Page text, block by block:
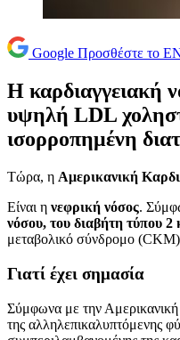
Google Προσθέστε το
Η καρδιαγγειακή
υψηλή LDL
ισορροπημένη
Τώρα, η Αμερικανική
Είναι η νεφρική νόσος.
νόσου, του διαβήτη τύπου 2
μεταβολικό σύνδρομο
Γιατί έχει σημασία
Σύμφωνα με την Αμερικανική
της αλληλεπικαλυπτόμενης